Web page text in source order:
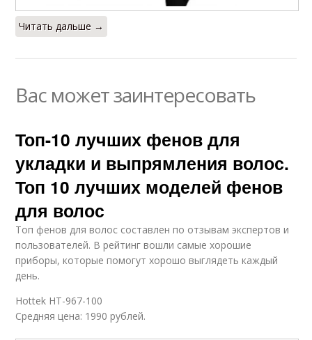
Читать дальше →
Вас может заинтересовать
Топ-10 лучших фенов для
укладки и выпрямления волос.
Топ 10 лучших моделей фенов
для волос
Топ фенов для волос составлен по отзывам экспертов и
пользователей. В рейтинг вошли самые хорошие
приборы, которые помогут хорошо выглядеть каждый
день.
Hottek HT-967-100
Средняя цена: 1990 рублей.